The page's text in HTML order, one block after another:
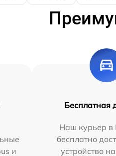
и
Бесплатная
Наш курьер в
бесплатно
устройство